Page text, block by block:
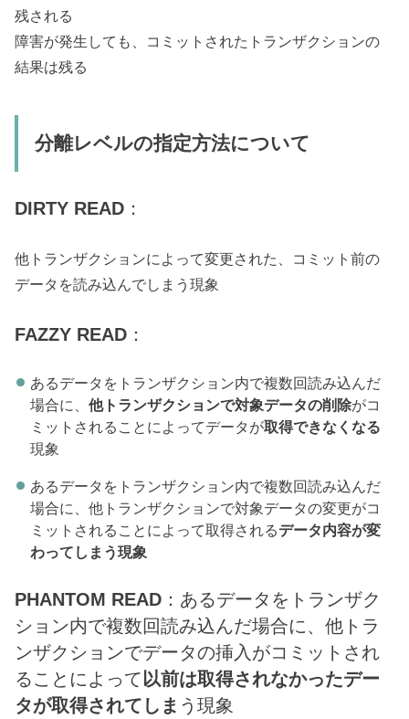
残される
障害が発生しても、コミットされたトランザクションの
結果は残る
分離レベルの指定方法について
DIRTY READ ：
他トランザクションによって変更された、コミット前の
データを読み込んでしまう現象
FAZZY READ ：
あるデータをトランザクション内で複数回読み込んだ
場合に、 他トランザクションで対象データの削除がコ
ミットされることによってデータが取得できなくなる
現象
あるデータをトランザクション内で複数回読み込んだ
場合に、他トランザクションで対象データの変更がコ
ミットされることによって取得されるデータ内容が変
わってしまう現象
PHANTOM READ ：あるデータをトランザク
ション内で複数回読み込んだ場合に、他トラ
ンザクションでデータの挿入がコミットされ
ることによって 以前は取得されなかったデー
タが取得されてしま う現象